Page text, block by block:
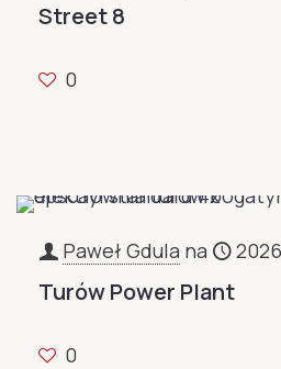
Street 8
0
Paweł Gdula na
Turów Power Plant
0